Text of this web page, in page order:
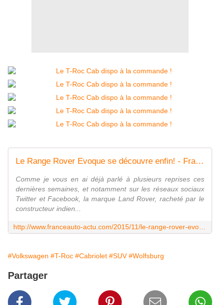
Le Range Rover Evoque se découvre enfin! - FranceAuto-actu - actualité automobile régionale et internationale
Comme je vous en ai déjà parlé à plusieurs reprises ces
dernières semaines, et notamment sur les réseaux sociaux
Twitter et Facebook, la marque Land Rover, racheté par le
constructeur indien...
#Volkswagen #T-Roc #Cabriolet #SUV #Wolfsburg
Partager